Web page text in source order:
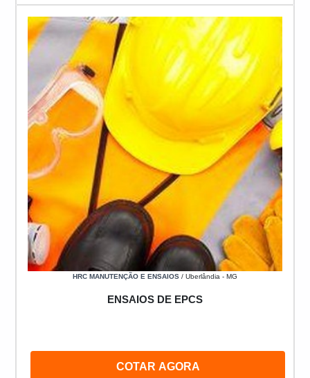
HRC MANUTENÇÃO E ENSAIOS / Uberlândia - MG
ENSAIOS DE EPCS
COTAR AGORA